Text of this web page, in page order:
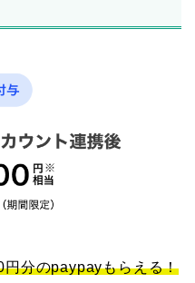
分のpaypayもらえる！